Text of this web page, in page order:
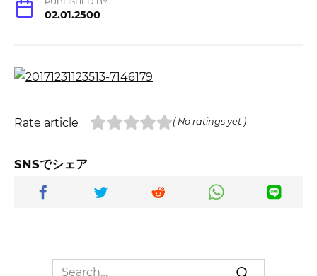
02.01.2500
Rate article ( No ratings yet )
SNSでシェア
Search